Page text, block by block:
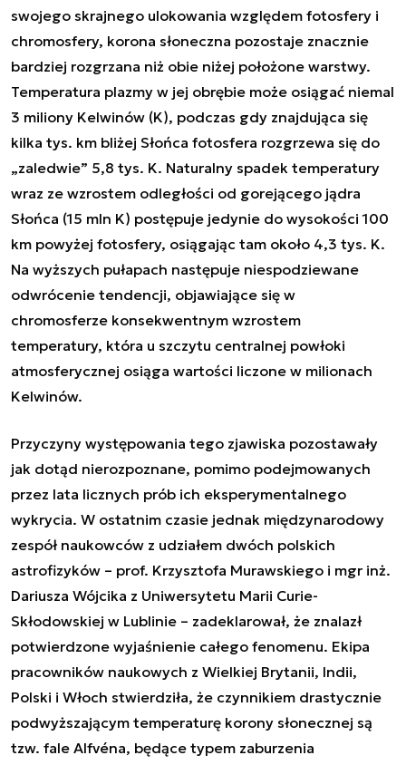
swojego skrajnego ulokowania względem fotosfery i
chromosfery, korona słoneczna pozostaje znacznie
bardziej rozgrzana niż obie niżej położone warstwy.
Temperatura plazmy w jej obrębie może osiągać niemal
3 miliony Kelwinów (K), podczas gdy znajdująca się
kilka tys. km bliżej Słońca fotosfera rozgrzewa się do
„zaledwie” 5,8 tys. K. Naturalny spadek temperatury
wraz ze wzrostem odległości od gorejącego jądra
Słońca (15 mln K) postępuje jedynie do wysokości 100
km powyżej fotosfery, osiągając tam około 4,3 tys. K.
Na wyższych pułapach następuje niespodziewane
odwrócenie tendencji, objawiające się w
chromosferze konsekwentnym wzrostem
temperatury, która u szczytu centralnej powłoki
atmosferycznej osiąga wartości liczone w milionach
Kelwinów.
Przyczyny występowania tego zjawiska pozostawały
jak dotąd nierozpoznane, pomimo podejmowanych
przez lata licznych prób ich eksperymentalnego
wykrycia. W ostatnim czasie jednak międzynarodowy
zespół naukowców z udziałem dwóch polskich
astrofizyków – prof. Krzysztofa Murawskiego i mgr inż.
Dariusza Wójcika z Uniwersytetu Marii Curie-
Skłodowskiej w Lublinie – zadeklarował, że znalazł
potwierdzone wyjaśnienie całego fenomenu. Ekipa
pracowników naukowych z Wielkiej Brytanii, Indii,
Polski i Włoch stwierdziła, że czynnikiem drastycznie
podwyższającym temperaturę korony słonecznej są
tzw. fale Alfvéna, będące typem zaburzenia